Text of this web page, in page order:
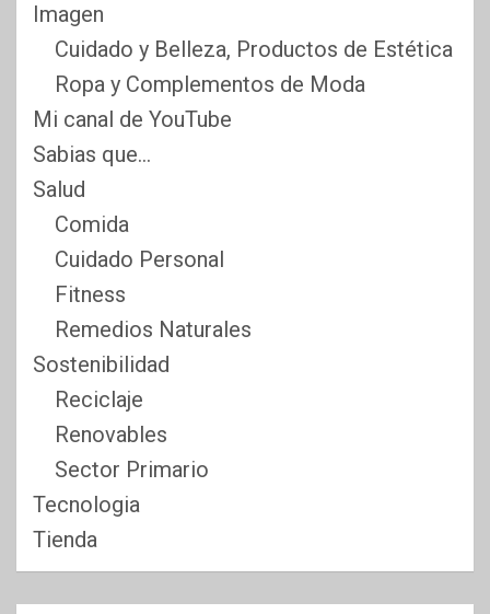
Imagen
Cuidado y Belleza, Productos de Estética
Ropa y Complementos de Moda
Mi canal de YouTube
Sabias que…
Salud
Comida
Cuidado Personal
Fitness
Remedios Naturales
Sostenibilidad
Reciclaje
Renovables
Sector Primario
Tecnologia
Tienda